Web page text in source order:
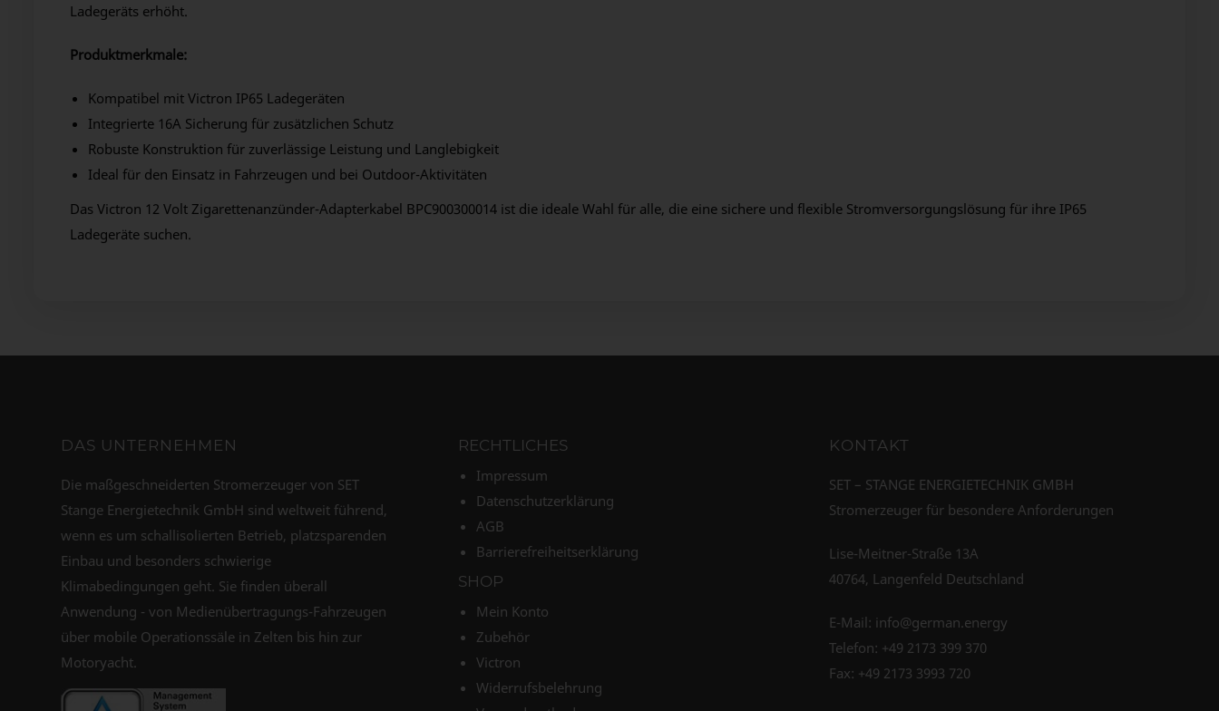
Ladegeräts erhöht.
Produktmerkmale:
Kompatibel mit Victron IP65 Ladegeräten
Integrierte 16A Sicherung für zusätzlichen Schutz
Robuste Konstruktion für zuverlässige Leistung und Langlebigkeit
Ideal für den Einsatz in Fahrzeugen und bei Outdoor-Aktivitäten
Das Victron 12 Volt Zigarettenanzünder-Adapterkabel BPC900300014 ist die ideale Wahl für alle, die eine sichere und flexible Stromversorgungslösung für ihre IP65
Ladegeräte suchen.
DAS UNTERNEHMEN
Die maßgeschneiderten Stromerzeuger von SET
Stange Energietechnik GmbH sind weltweit führend,
wenn es um schallisolierten Betrieb, platzsparenden
Einbau und besonders schwierige
Klimabedingungen geht. Sie finden überall
Anwendung - von Medienübertragungs-Fahrzeugen
über mobile Operationssäle in Zelten bis hin zur
Motoryacht.
RECHTLICHES
Impressum
Datenschutzerklärung
AGB
Barrierefreiheitserklärung
SHOP
Mein Konto
Zubehör
Victron
Widerrufsbelehrung
KONTAKT
SET – STANGE ENERGIETECHNIK GMBH
Stromerzeuger für besondere Anforderungen
Lise-Meitner-Straße 13A
40764, Langenfeld Deutschland
E-Mail: info@german.energy
Telefon: +49 2173 399 370
Fax: +49 2173 3993 720